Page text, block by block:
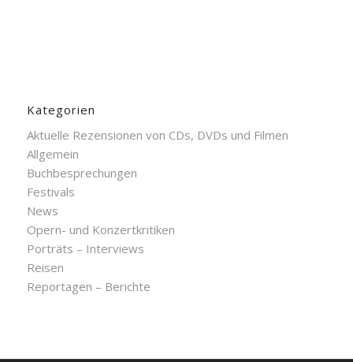
Kategorien
Aktuelle Rezensionen von CDs, DVDs und Filmen
Allgemein
Buchbesprechungen
Festivals
News
Opern- und Konzertkritiken
Porträts – Interviews
Reisen
Reportagen – Berichte